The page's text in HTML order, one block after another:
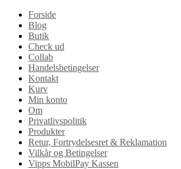
Forside
Blog
Butik
Check ud
Collab
Handelsbetingelser
Kontakt
Kurv
Min konto
Om
Privatlivspolitik
Produkter
Retur, Fortrydelsesret & Reklamation
Vilkår og Betingelser
Vipps MobilPay Kassen